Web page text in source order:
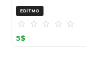
3 (ZIP)
EDITMO
5$